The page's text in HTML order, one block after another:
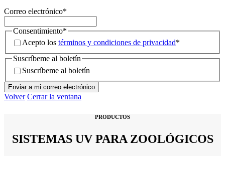
Correo electrónico*
Consentimiento*
Acepto los términos y condiciones de privacidad*
Suscríbeme al boletín
Suscríbeme al boletín
Volver Cerrar la ventana
PRODUCTOS
SISTEMAS UV PARA ZOOLÓGICOS